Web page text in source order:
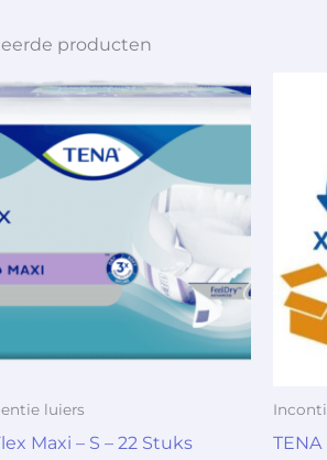
producten
luiers
Maxi – S – 22 Stuks